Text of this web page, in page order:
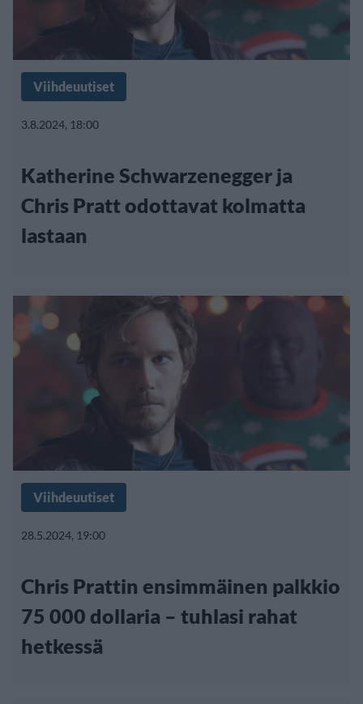
Viihdeuutiset
3.8.2024, 18:00
Katherine Schwarzenegger ja
Chris Pratt odottavat kolmatta
lastaan
Viihdeuutiset
28.5.2024, 19:00
Chris Prattin ensimmäinen palkkio
75 000 dollaria – tuhlasi rahat
hetkessä